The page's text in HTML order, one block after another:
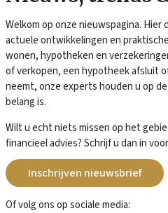
Welkom op onze nieuwspagina.
actuele ontwikkelingen en
wonen, hypotheken en
of verkopen, een hypotheek afsluit
neemt, onze experts houden u op
belang is.
Wilt u echt niets missen op het
financieel advies? Schrijf u dan in
Inschrijven nieuwsbrief
Of volg ons op sociale media: